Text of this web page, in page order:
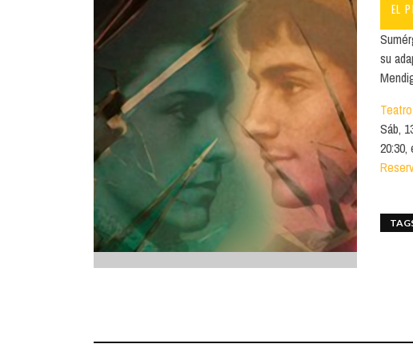
FECHA
Hoy
Plan Finde
LUGAR
Norte
Santa
Islas
MÚSICA
ESCÉNICAS
CULTURA
INFANTIL
ARTE | MUSEOS
SALAS Y
ESPACIOS
NOCHE
LOCALES CON
COMERCIO
GASTRO
EL
su
Sáb,
20:30,